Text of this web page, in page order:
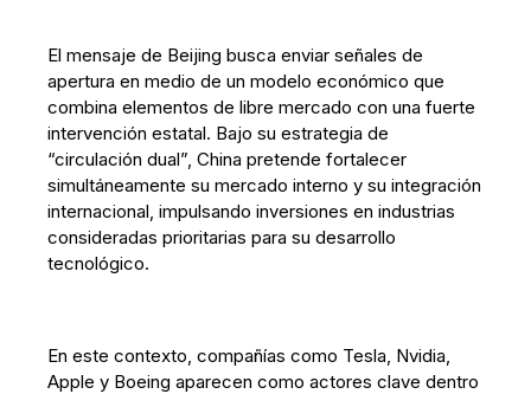
El mensaje de Beijing busca enviar señales de
apertura en medio de un modelo económico que
combina elementos de libre mercado con una fuerte
intervención estatal. Bajo su estrategia de
“circulación dual”, China pretende fortalecer
simultáneamente su mercado interno y su integración
internacional, impulsando inversiones en industrias
consideradas prioritarias para su desarrollo
tecnológico.
En este contexto, compañías como Tesla, Nvidia,
Apple y Boeing aparecen como actores clave dentro